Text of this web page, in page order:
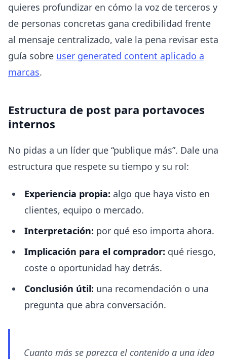
quieres profundizar en cómo la voz de terceros y
de personas concretas gana credibilidad frente
al mensaje centralizado, vale la pena revisar esta
guía sobre user generated content aplicado a
marcas.
Estructura de post para portavoces
internos
No pidas a un líder que “publique más”. Dale una
estructura que respete su tiempo y su rol:
Experiencia propia: algo que haya visto en
clientes, equipo o mercado.
Interpretación: por qué eso importa ahora.
Implicación para el comprador: qué riesgo,
coste o oportunidad hay detrás.
Conclusión útil: una recomendación o una
pregunta que abra conversación.
Cuanto más se parezca el contenido a una idea